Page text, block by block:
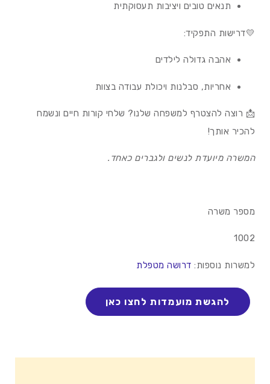
תנאים טובים ויציבות תעסוקתית
💛דרישות התפקיד:
אהבה גדולה לילדים
אחריות, סבלנות ויכולת עבודה בצוות
📩 רוצה להצטרף למשפחה שלנו? שלחי קורות חיים ונשמח
להכיר אותך!
המשרה מיועדת לנשים ולגברים כאחד.
מספר משרה
1002
למשרות נוספות: דרושה מטפלת